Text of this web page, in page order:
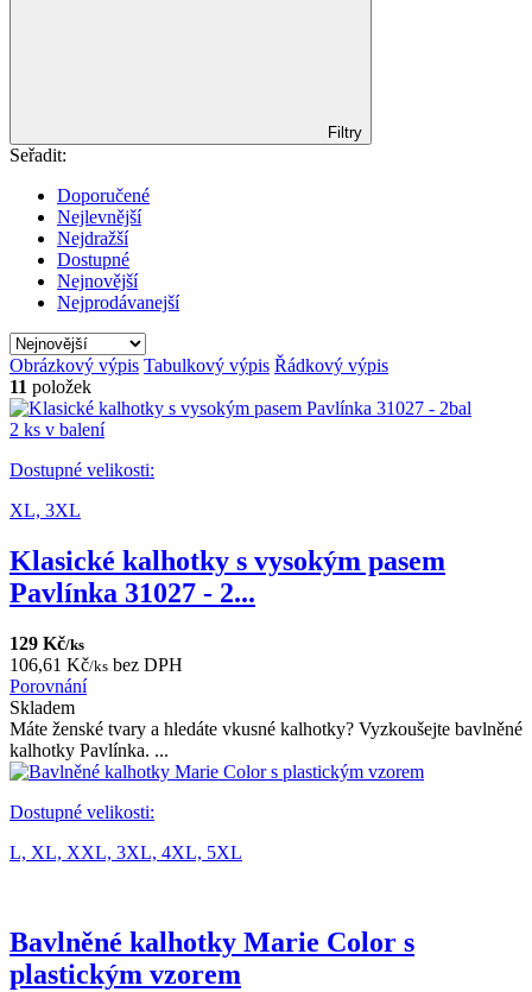
Filtry
Seřadit:
Doporučené
Nejlevnější
Nejdražší
Dostupné
Nejnovější
Nejprodávanejší
Obrázkový výpis Tabulkový výpis Řádkový výpis
11 položek
2 ks v balení
Dostupné velikosti:
XL, 3XL
Klasické kalhotky s vysokým pasem
Pavlínka 31027 - 2...
129 Kč/ks
106,61 Kč/ks bez DPH
Porovnání
Skladem
Máte ženské tvary a hledáte vkusné kalhotky? Vyzkoušejte bavlněné
kalhotky Pavlínka. ...
Dostupné velikosti:
L, XL, XXL, 3XL, 4XL, 5XL
Bavlněné kalhotky Marie Color s
plastickým vzorem